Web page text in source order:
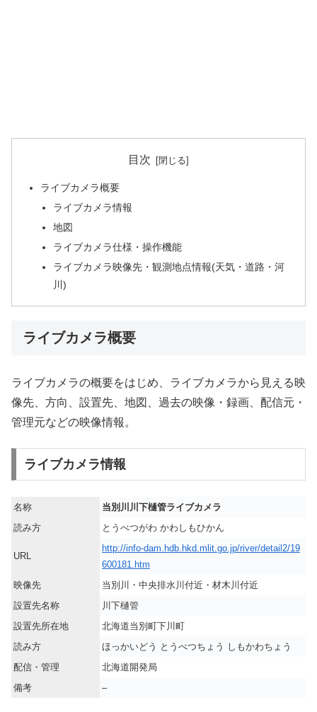
目次
ライブカメラ概要
ライブカメラ情報
地図
ライブカメラ仕様・操作機能
ライブカメラ映像先・観測地点情報(天気・道路・河
川)
ライブカメラ概要
ライブカメラの概要をはじめ、ライブカメラから見える映
像先、方向、設置先、地図、過去の映像・録画、配信元・
管理元などの映像情報。
ライブカメラ情報
名称
当別川川下樋管ライブカメラ
読み方
とうべつがわ かわしもひかん
URL
http://info-dam.hdb.hkd.mlit.go.jp/river/detail2/19
600181.htm
映像先
当別川・中央排水川付近・材木川付近
設置先名称
川下樋管
設置先所在地
北海道当別町下川町
読み方
ほっかいどう とうべつちょう しもかわちょう
配信・管理
北海道開発局
備考
–